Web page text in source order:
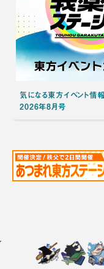
気になる東方イベント情
2026年8月号